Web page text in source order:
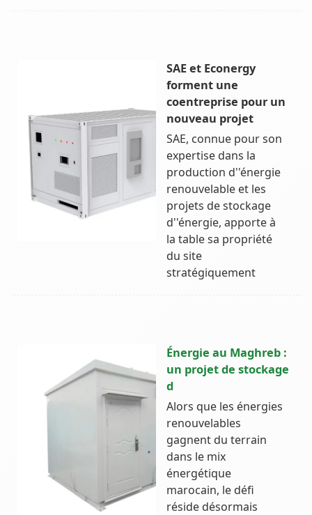
SAE et Econergy
forment une
coentreprise pour un
nouveau projet
SAE, connue pour son
expertise dans la
production d''énergie
renouvelable et les
projets de stockage
d''énergie, apporte à
la table sa propriété
du site
stratégiquement
Énergie au Maghreb :
un projet de stockage
d
Alors que les énergies
renouvelables
gagnent du terrain
dans le mix
énergétique
marocain, le défi
réside désormais